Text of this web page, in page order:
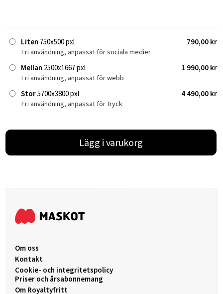
Liten 750x500 pxl 790,00 kr
Fri användning, anpassat för sociala medier
Mellan 2500x1667 pxl 1 990,00 kr
Fri användning, anpassat för webb
Stor5700x3800 pxl 4 490,00 kr
Fri användning, anpassat för tryck
Lägg i varukorg
Om oss
Kontakt
Cookie- och integritetspolicy
Priser och årsabonnemang
Om Royaltyfritt